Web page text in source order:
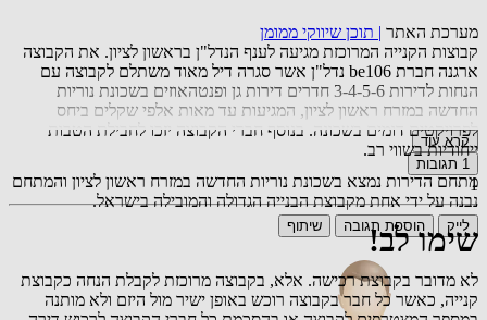
מערכת האתר | תוכן שיווקי ממומן
קבוצות הקנייה המרוכזת מגיעה לענף הנדל"ן בראשון לציון. את הקבוצה
ארגנה חברת be106 נדל"ן אשר סגרה דיל מאוד משתלם לקבוצה עם
הנחות לדירות 3-4-5-6 חדרים דירות גן ופנטהאוזים בשכונת נוריות
החדשה במזרח ראשון לציון, המגיעות עד מאות אלפי שקלים ביחס
לפרויקטים דומים בשכונה. בנוסף חברי הקבוצה יזכו לחבילת הטבות
ייחודיות בשווי רב.
מתחם הדירות נמצא בשכונת נוריות החדשה במזרח ראשון לציון והמתחם
נבנה על ידי אחת מקבוצת הבנייה הגדולה והמובילה בישראל.
שימו לב!
לא מדובר בקבוצת רכישה. אלא, בקבוצה מרוכזת לקבלת הנחה כקבוצת
קנייה, כאשר כל חבר בקבוצה רוכש באופן ישיר מול היזם ולא מותנה
קרא עוד
1 תגובות
1
לייק הוספת תגובה שיתוף